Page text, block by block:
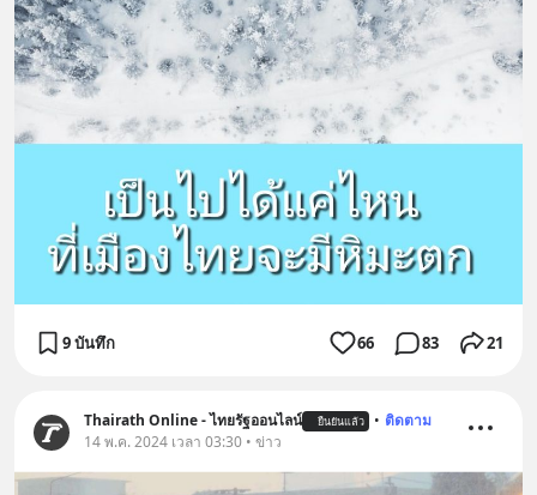
9 บันทึก 66 83 21
Thairath Online - ไทยรัฐออนไลน์ ยืนยันแล้ว • ติดตาม
14 พ.ค. 2024 เวลา 03:30 • ข่าว